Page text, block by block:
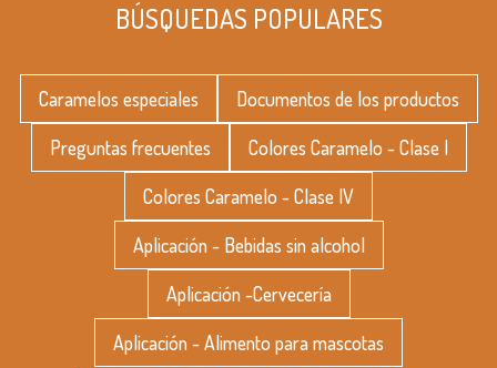
BÚSQUEDAS POPULARES
Caramelos especiales
Documentos de los productos
Preguntas frecuentes
Colores Caramelo - Clase I
Colores Caramelo - Clase IV
Aplicación - Bebidas sin alcohol
Aplicación -Cervecería
Aplicación - Alimento para mascotas